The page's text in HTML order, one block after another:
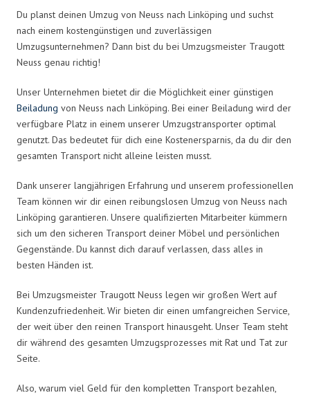
Du planst deinen Umzug von Neuss nach Linköping und suchst
nach einem kostengünstigen und zuverlässigen
Umzugsunternehmen? Dann bist du bei Umzugsmeister Traugott
Neuss genau richtig!
Unser Unternehmen bietet dir die Möglichkeit einer günstigen
Beiladung von Neuss nach Linköping. Bei einer Beiladung wird der
verfügbare Platz in einem unserer Umzugstransporter optimal
genutzt. Das bedeutet für dich eine Kostenersparnis, da du dir den
gesamten Transport nicht alleine leisten musst.
Dank unserer langjährigen Erfahrung und unserem professionellen
Team können wir dir einen reibungslosen Umzug von Neuss nach
Linköping garantieren. Unsere qualifizierten Mitarbeiter kümmern
sich um den sicheren Transport deiner Möbel und persönlichen
Gegenstände. Du kannst dich darauf verlassen, dass alles in
besten Händen ist.
Bei Umzugsmeister Traugott Neuss legen wir großen Wert auf
Kundenzufriedenheit. Wir bieten dir einen umfangreichen Service,
der weit über den reinen Transport hinausgeht. Unser Team steht
dir während des gesamten Umzugsprozesses mit Rat und Tat zur
Seite.
Also, warum viel Geld für den kompletten Transport bezahlen,